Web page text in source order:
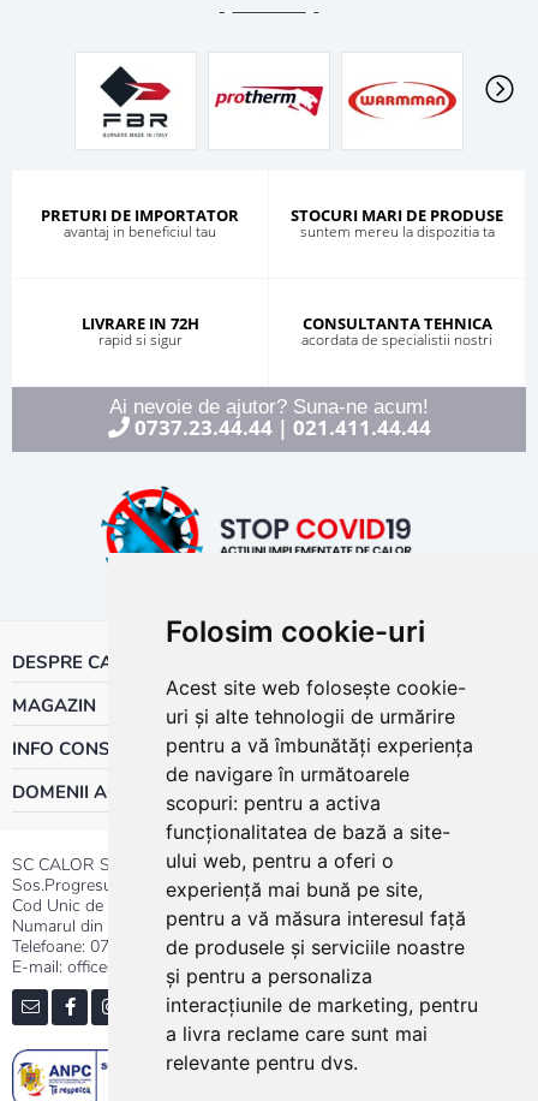
Folosim cookie-uri
Acest site web folosește cookie-
uri și alte tehnologii de urmărire
pentru a vă îmbunătăți experiența
de navigare în următoarele
scopuri: pentru a activa
funcționalitatea de bază a site-
ului web, pentru a oferi o
experiență mai bună pe site,
pentru a vă măsura interesul față
de produsele și serviciile noastre
și pentru a personaliza
interacțiunile de marketing, pentru
a livra reclame care sunt mai
relevante pentru dvs.
PRETURI DE IMPORTATOR
avantaj in beneficiul tau
STOCURI MARI DE PRODUSE
suntem mereu la dispozitia ta
LIVRARE IN 72H
rapid si sigur
CONSULTANTA TEHNICA
acordata de specialistii nostri
Ai nevoie de ajutor? Suna-ne acum!
0737.23.44.44| 021.411.44.44
DESPRE CALOR
MAGAZIN
INFO CONSUMATOR
DOMENII ACTIVITATE
SC CALOR SRL
Sos.Progresului nr.30-40, Sector 5, Bucuresti
Cod Unic de Inregistrare: RO 3004724
Numarul din Registrul Comertului:J40/13176/1991
Telefoane: 0737.23.44.44|021.411.44.44
E-mail: office@calor.ro